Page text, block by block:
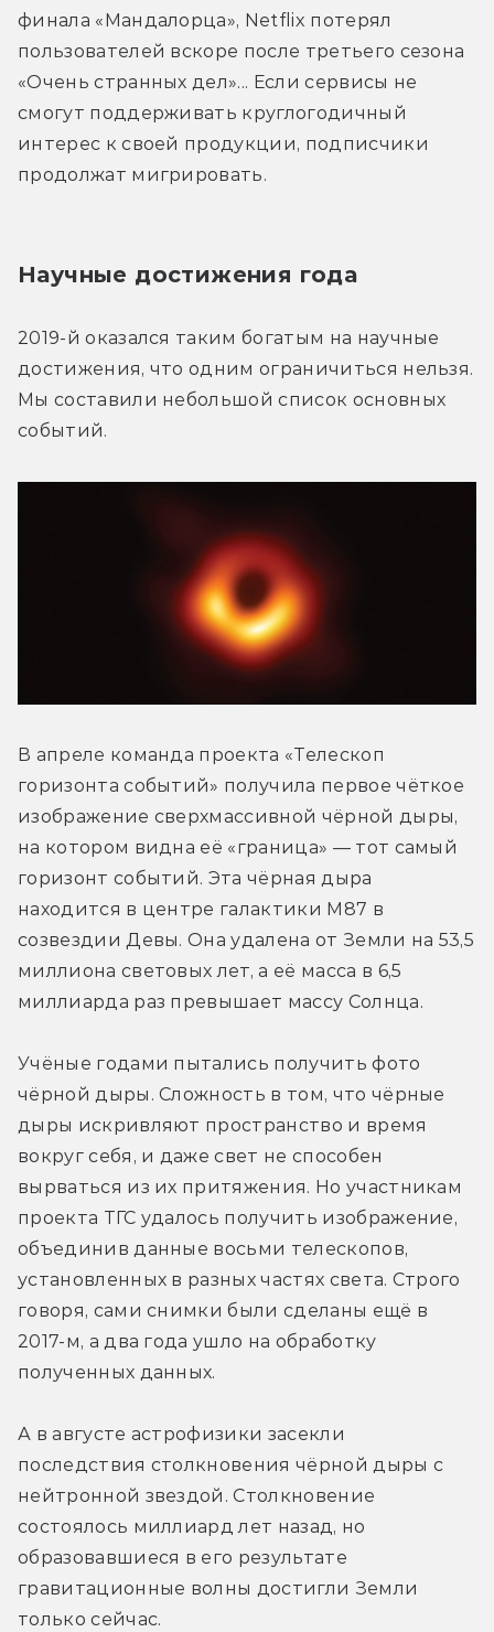
финала «Мандалорца», Netflix потерял
пользователей вскоре после третьего сезона
«Очень странных дел»... Если сервисы не
смогут поддерживать круглогодичный
интерес к своей продукции, подписчики
продолжат мигрировать.
Научные достижения года
2019-й оказался таким богатым на научные
достижения, что одним ограничиться нельзя.
Мы составили небольшой список основных
событий.
В апреле команда проекта «Телескоп
горизонта событий» получила первое чёткое
изображение сверхмассивной чёрной дыры,
на котором видна её «граница» — тот самый
горизонт событий. Эта чёрная дыра
находится в центре галактики М87 в
созвездии Девы. Она удалена от Земли на 53,5
миллиона световых лет, а её масса в 6,5
миллиарда раз превышает массу Солнца.
Учёные годами пытались получить фото
чёрной дыры. Сложность в том, что чёрные
дыры искривляют пространство и время
вокруг себя, и даже свет не способен
вырваться из их притяжения. Но участникам
проекта ТГС удалось получить изображение,
объединив данные восьми телескопов,
установленных в разных частях света. Строго
говоря, сами снимки были сделаны ещё в
2017-м, а два года ушло на обработку
полученных данных.
А в августе астрофизики засекли
последствия столкновения чёрной дыры с
нейтронной звездой. Столкновение
состоялось миллиард лет назад, но
образовавшиеся в его результате
гравитационные волны достигли Земли
только сейчас.